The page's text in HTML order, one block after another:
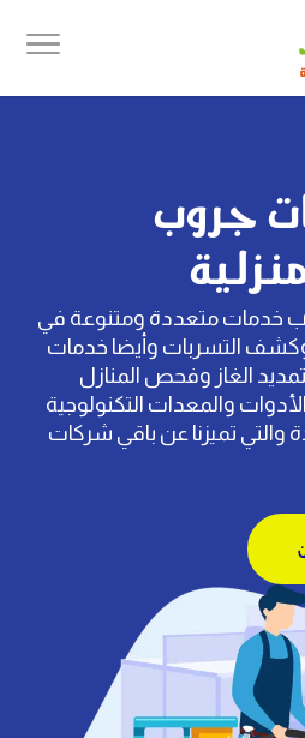
جروب
خدمات متعددة ومتنوعة في
التسربات وأيضا خدمات
الغاز وفحص المنازل
والمعدات التكنولوجية
والتي تميزنا عن باقي شركات